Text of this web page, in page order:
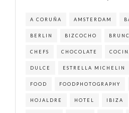
A CORUÑA AMSTERDAM
BERLIN BIZCOCHO
CHEFS CHOCOLATE
DULCE ESTRELLA MICHELIN
FOOD FOODPHOTOGRAPHY
HOJALDRE HOTEL IBIZA